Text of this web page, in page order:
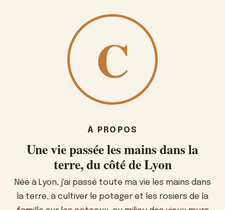
À PROPOS
Une vie passée les mains dans la
terre, du côté de Lyon
Née à Lyon, j'ai passé toute ma vie les mains dans
la terre, à cultiver le potager et les rosiers de la